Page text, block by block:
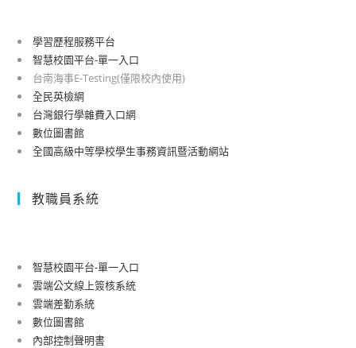
學習歷程服務平台
智慧校園平台-單一入口
台南海事E-Testing(僅限校內使用)
全民英檢網
台灣銀行學雜費入口網
數位圖書館
全國高級中等學校學生事務資訊暨活動網站
教職員系統
智慧校園平台-單一入口
雲端公文線上簽核系統
雲端差勤系統
數位圖書館
內部控制聲明書